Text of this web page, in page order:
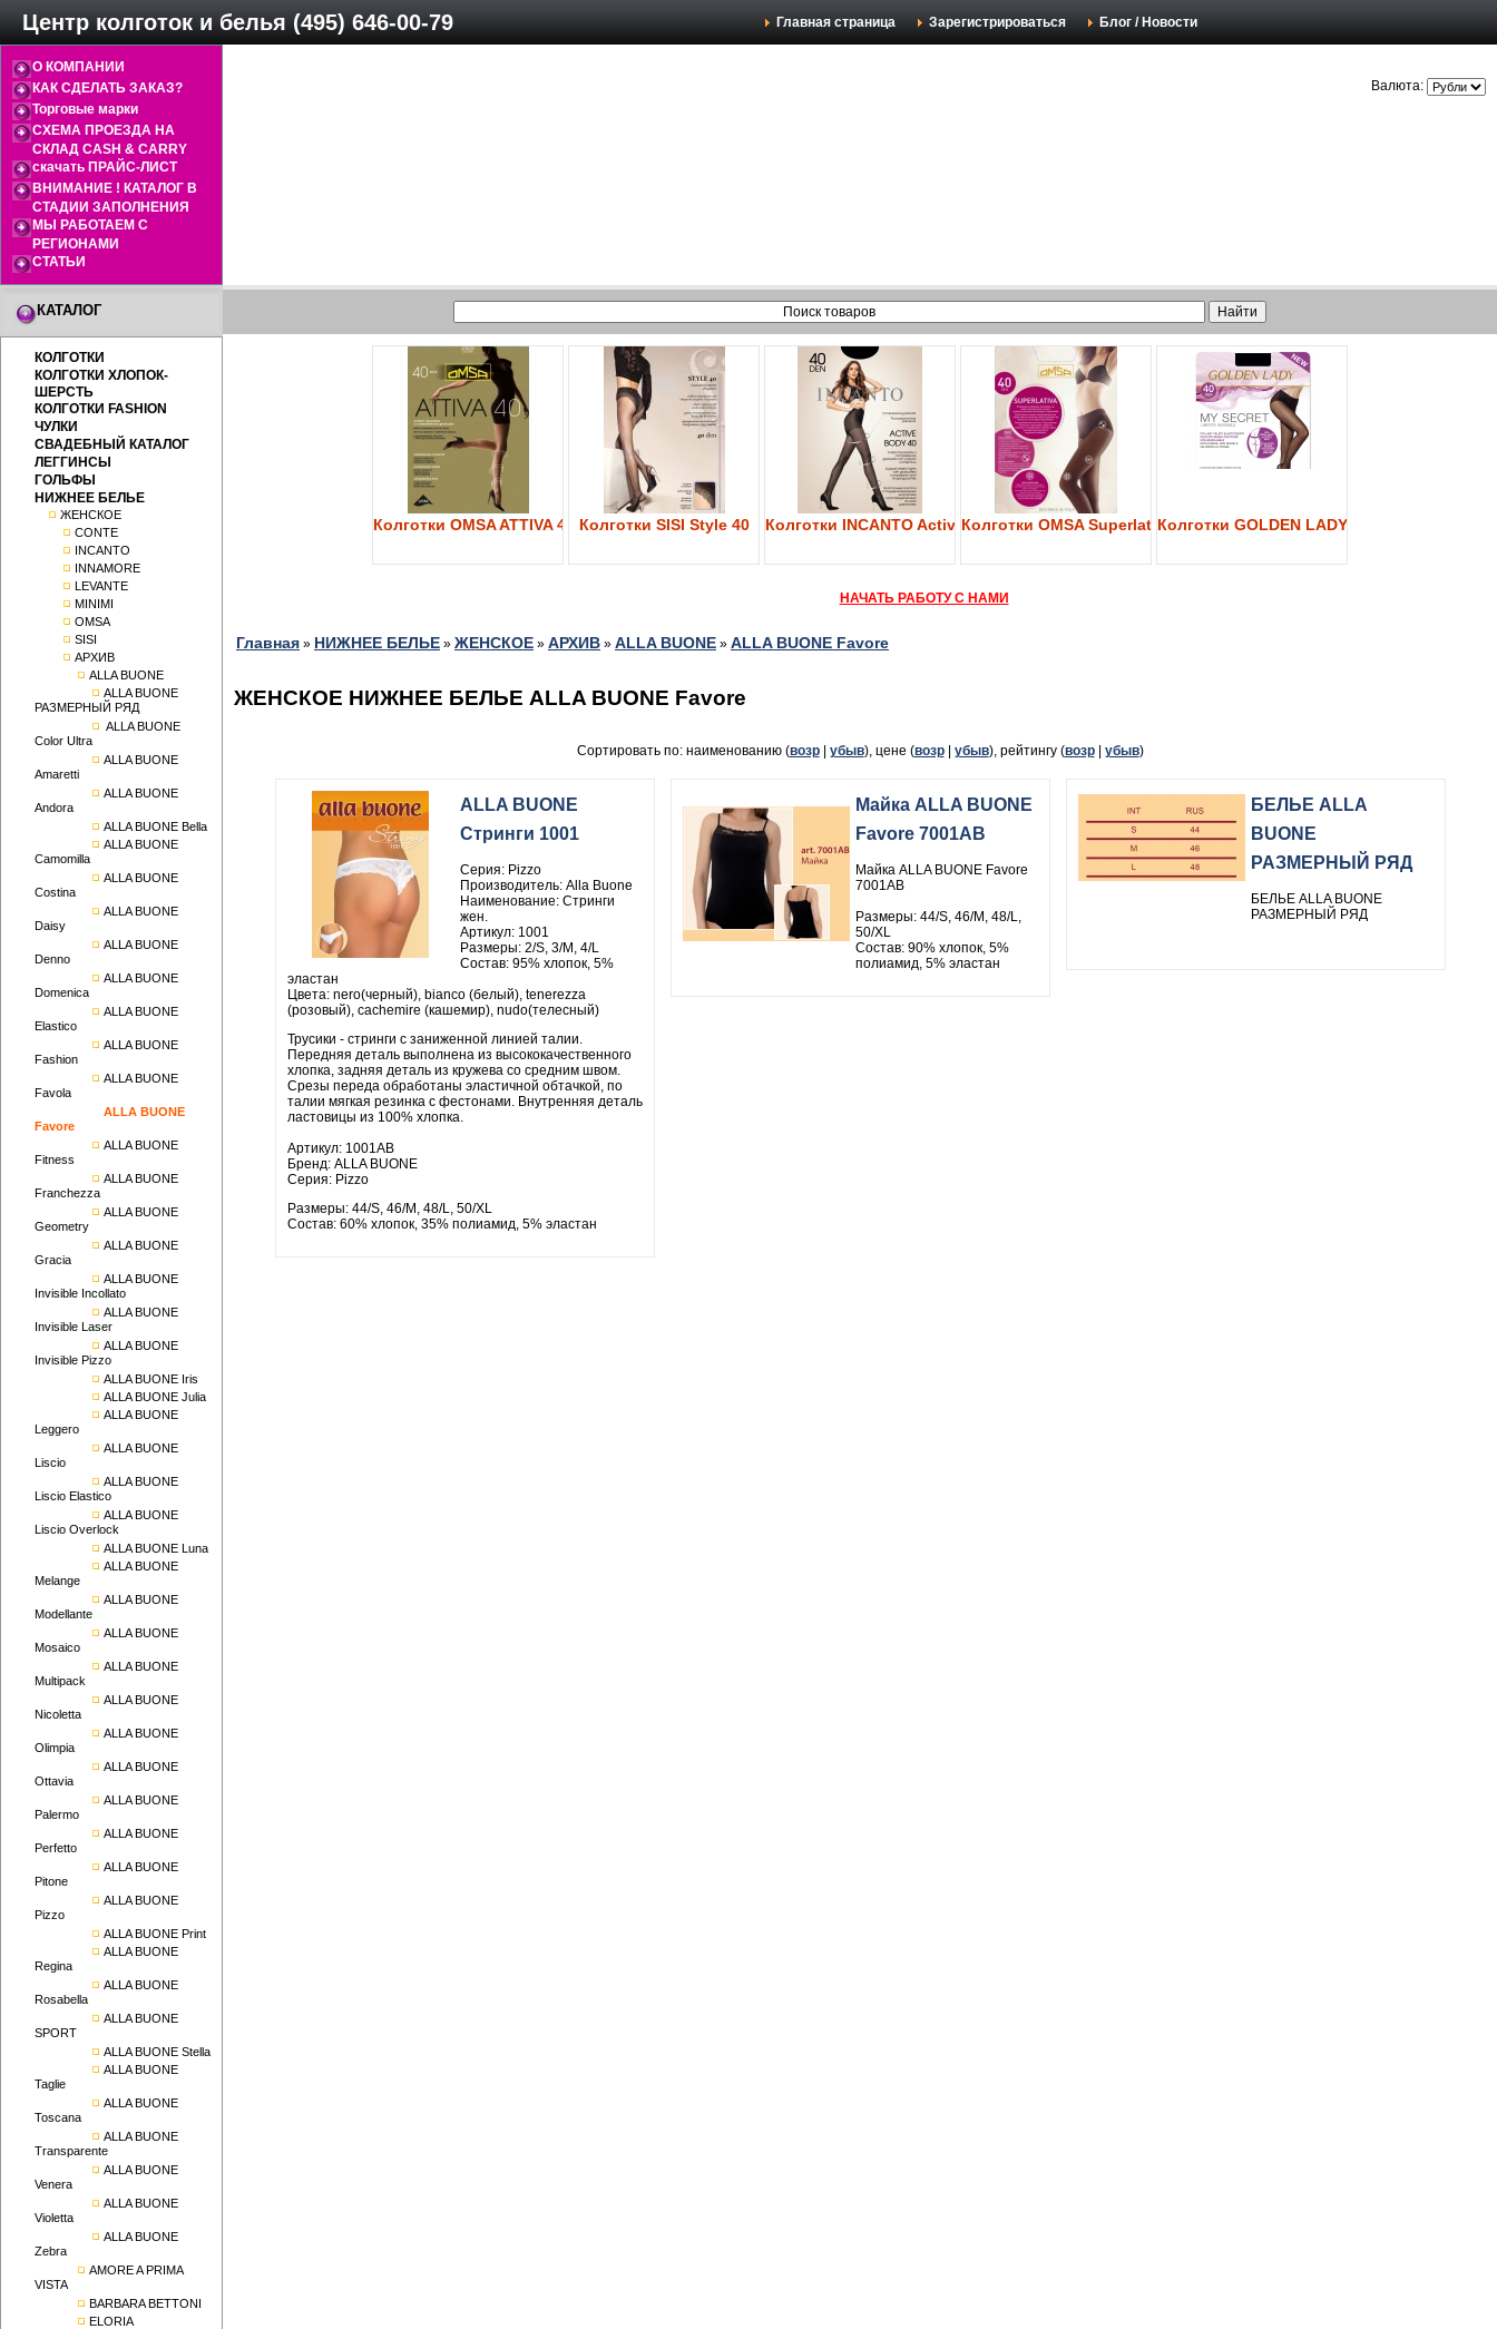
Центр колготок и белья (495) 646-00-79 Главная страница Зарегистрироваться Блог / Новости
О КОМПАНИИ
КАК СДЕЛАТЬ ЗАКАЗ?
Торговые марки
СХЕМА ПРОЕЗДА НА
СКЛАД CASH & CARRY
скачать ПРАЙС-ЛИСТ
ВНИМАНИЕ ! КАТАЛОГ В
СТАДИИ ЗАПОЛНЕНИЯ
МЫ РАБОТАЕМ С
РЕГИОНАМИ
СТАТЬИ
Валюта:
КАТАЛОГ
КОЛГОТКИ
КОЛГОТКИ ХЛОПОК-
ШЕРСТЬ
КОЛГОТКИ FASHION
ЧУЛКИ
СВАДЕБНЫЙ КАТАЛОГ
ЛЕГГИНСЫ
ГОЛЬФЫ
НИЖНЕЕ БЕЛЬЕ
ЖЕНСКОЕ
CONTE
INCANTO
INNAMORE
LEVANTE
MINIMI
OMSA
SISI
АРХИВ
ALLA BUONE
ALLA BUONE
РАЗМЕРНЫЙ РЯД
ALLA BUONE
Color Ultra
ALLA BUONE
Amaretti
ALLA BUONE
Andora
ALLA BUONE Bella
ALLA BUONE
Camomilla
ALLA BUONE
Costina
ALLA BUONE
Daisy
ALLA BUONE
Denno
ALLA BUONE
Domenica
ALLA BUONE
Elastico
ALLA BUONE
Fashion
ALLA BUONE
Favola
ALLA BUONE
Favore
ALLA BUONE
Fitness
ALLA BUONE
Franchezza
ALLA BUONE
Geometry
ALLA BUONE
Gracia
ALLA BUONE
Invisible Incollato
ALLA BUONE
Invisible Laser
ALLA BUONE
Invisible Pizzo
ALLA BUONE Iris
ALLA BUONE Julia
ALLA BUONE
Leggero
ALLA BUONE
Liscio
ALLA BUONE
Liscio Elastico
ALLA BUONE
Liscio Overlock
ALLA BUONE Luna
ALLA BUONE
Melange
ALLA BUONE
Modellante
ALLA BUONE
Mosaico
ALLA BUONE
Multipack
ALLA BUONE
Nicoletta
ALLA BUONE
Olimpia
ALLA BUONE
Ottavia
ALLA BUONE
Palermo
ALLA BUONE
Perfetto
ALLA BUONE
Pitone
ALLA BUONE
Pizzo
ALLA BUONE Print
ALLA BUONE
Regina
ALLA BUONE
Rosabella
ALLA BUONE
SPORT
ALLA BUONE Stella
ALLA BUONE
Taglie
ALLA BUONE
Toscana
ALLA BUONE
Transparente
ALLA BUONE
Venera
ALLA BUONE
Violetta
ALLA BUONE
Zebra
AMORE A PRIMA
VISTA
BARBARA BETTONI
ELORIA
Колготки OMSA ATTIVA 40 Колготки SISI Style 40 Колготки INCANTO Active Body 40Колготки OMSA Superlativa 40Колготки GOLDEN LADY My Secret 40
НАЧАТЬ РАБОТУ С НАМИ
Главная » НИЖНЕЕ БЕЛЬЕ » ЖЕНСКОЕ » АРХИВ » ALLA BUONE » ALLA BUONE Favore
ЖЕНСКОЕ НИЖНЕЕ БЕЛЬЕ ALLA BUONE Favore
Сортировать по: наименованию (возр| убыв), цене (возр| убыв), рейтингу (возр| убыв)
ALLA BUONE
Стринги 1001
Cерия: Pizzo
Производитель: Alla Buone
Наименование: Стринги
жен.
Артикул: 1001
Размеры: 2/S, 3/M, 4/L
Состав: 95% хлопок, 5%
эластан
Цвета: nero(черный), bianco (белый), tenerezza
(розовый), cachemire (кашемир), nudo(телесный)
Трусики - стринги с заниженной линией талии.
Передняя деталь выполнена из высококачественного
хлопка, задняя деталь из кружева со средним швом.
Срезы переда обработаны эластичной обтачкой, по
талии мягкая резинка с фестонами. Внутренняя деталь
ластовицы из 100% хлопка.
Артикул: 1001AB
Бренд: ALLA BUONE
Серия: Pizzo
Размеры: 44/S, 46/M, 48/L, 50/XL
Состав: 60% хлопок, 35% полиамид, 5% эластан
Майка ALLA BUONE
Favore 7001AB
Майка ALLA BUONE Favore
7001AB
Размеры: 44/S, 46/M, 48/L,
50/XL
Состав: 90% хлопок, 5%
полиамид, 5% эластан
БЕЛЬЕ ALLA
BUONE
РАЗМЕРНЫЙ РЯД
БЕЛЬЕ ALLA BUONE
РАЗМЕРНЫЙ РЯД